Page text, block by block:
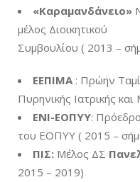
«Καραμανδάνειο»
μέλος Διοικητικού
Συμβουλίου ( 2013 –
ΕΕΠΙΜΑ : Πρώην
Πυρηνικής Ιατρικής
ΕΝΙ-ΕΟΠΥΥ:
του ΕΟΠΥΥ ( 2015 –
ΠΙΣ: Μέλος ΔΣ
2015 – 2019)